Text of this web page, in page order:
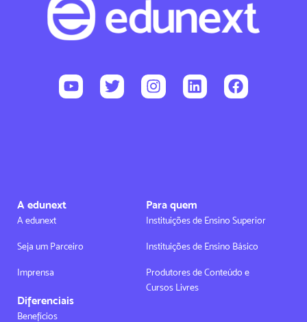
A edunext
A edunext
Seja um Parceiro
Imprensa
Diferenciais
Benefícios
Para quem
Instituições de Ensino Superior
Instituições de Ensino Básico
Produtores de Conteúdo e
Cursos Livres